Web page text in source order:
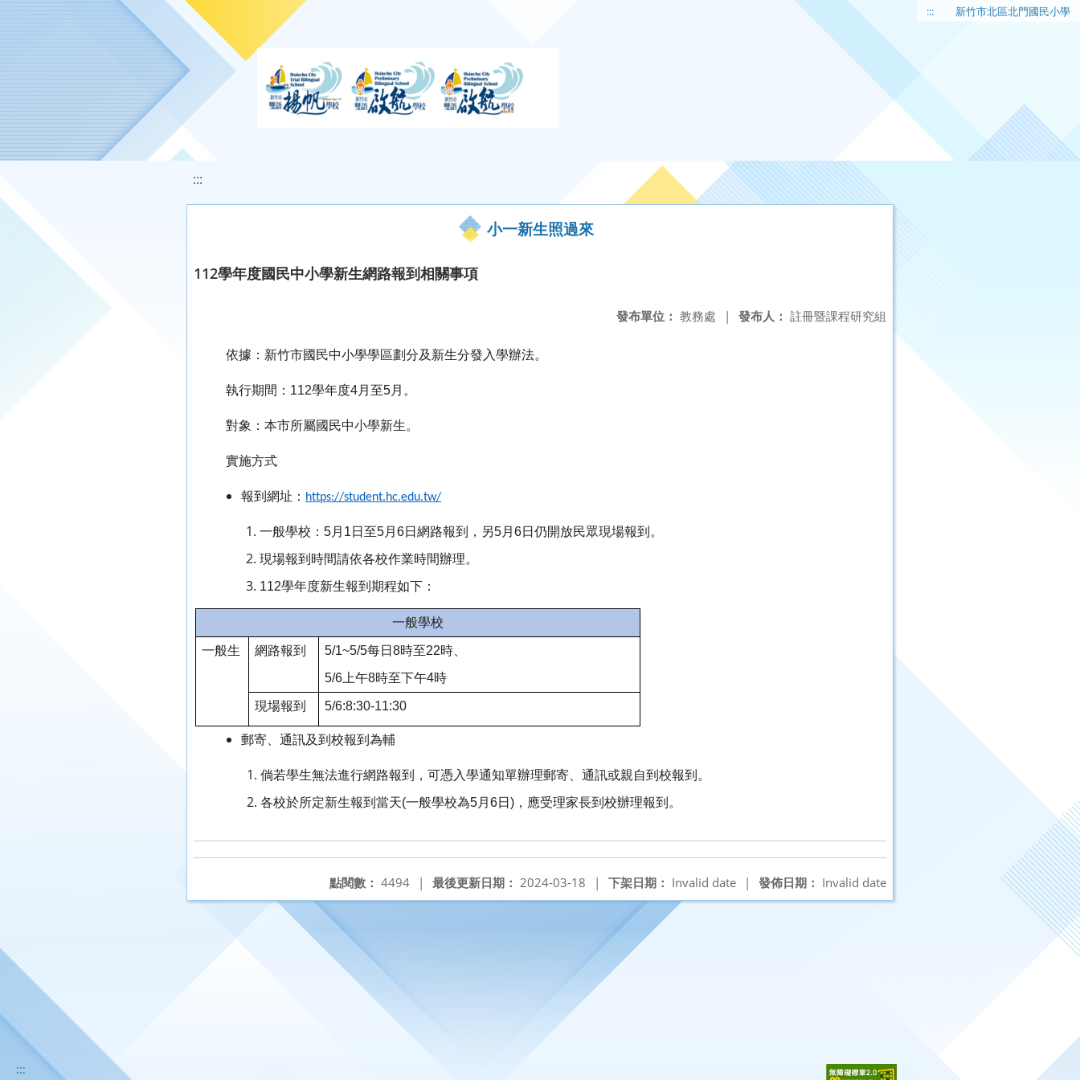
移至網頁之主要內容區位置 ::: 新竹市北區北門國民小學
:::
小一新生照過來
112學年度國民中小學新生網路報到相關事項
發布人： 註冊暨課程研究組
發布單位： 教務處 |
依據：新竹市國民中小學學區劃分及新生分發入學辦法。
執行期間：112學年度4月至5月。
對象：本市所屬國民中小學新生。
實施方式
報到網址： https://student.hc.edu.tw/
一般學校：5月1日至5月6日網路報到，另5月6日仍開放民眾現場報到。
現場報到時間請依各校作業時間辦理。
112學年度新生報到期程如下：
一般學校
一般生 網路報到 5/1~5/5每日8時至22時、
5/6 上午8時至下午4時
現場報到 5/6:8:30-11:30
郵寄、通訊及到校報到為輔
倘若學生無法進行網路報到，可憑入學通知單辦理郵寄、通訊或親自到校報到。
各校於所定新生報到當天(一般學校為5月6日)，應受理家長到校辦理報到。
發佈日期： Invalid date
下架日期： Invalid date |
最後更新日期： 2024-03-18 |
點閱數： 4494 |
:::